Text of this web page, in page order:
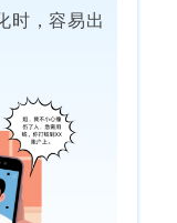
时，容易出